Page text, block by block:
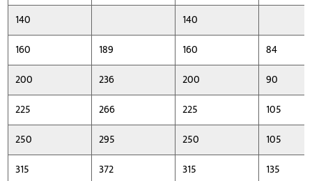
140
140
160
189 160
84
200
236 200
90
225
266 225
105
250
295 250
105
315
372 315
135